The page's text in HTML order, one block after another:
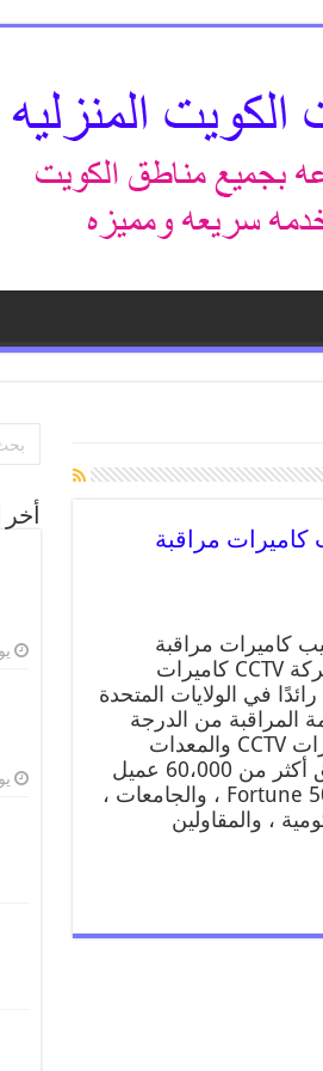
52227353 فني تركيب كاميرات مراقبة
كاميرات مراقبة
الشامية تعد شركة CCTV كاميرات
في الولايات المتحدة
المراقبة من الدرجة
التجارية وكاميرات CCTV والمعدات
والملحقات. يثق أكثر من 60،000 عميل
بما في ذلك Fortune 500 ، والجامعات ،
، والمقاولين
أخر